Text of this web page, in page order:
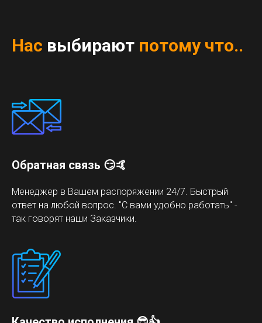
Нас выбирают потому что..
Обратная связь 😏🤙
Менеджер в Вашем распоряжении 24/7. Быстрый
ответ на любой вопрос. "С вами удобно работать" -
так говорят наши Заказчики.